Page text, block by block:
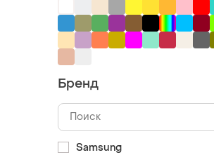
Бренд
Samsung